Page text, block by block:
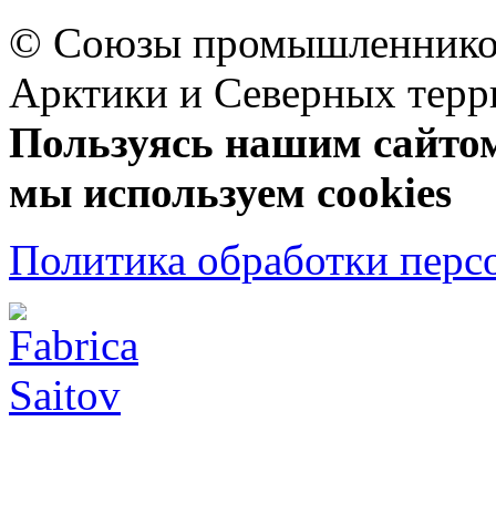
© Союзы
Арктики и Северных
Пользуясь нашим
мы используем cookies
Политика обработки